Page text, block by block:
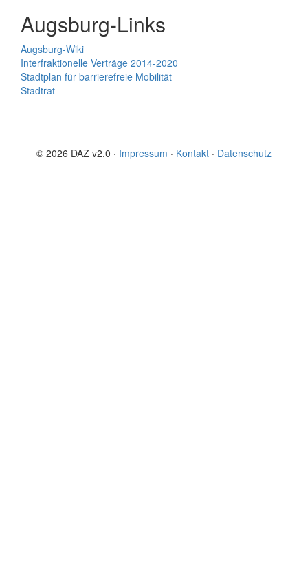
Augsburg-Links
Augsburg-Wiki
Interfraktionelle Verträge 2014-2020
Stadtplan für barrierefreie Mobilität
Stadtrat
© 2026 DAZ v2.0 · Impressum · Kontakt · Datenschutz